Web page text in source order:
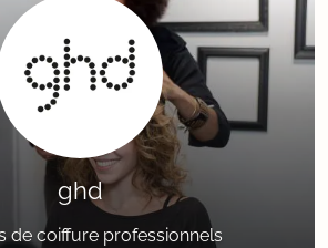
ghd
de coiffure professionnels